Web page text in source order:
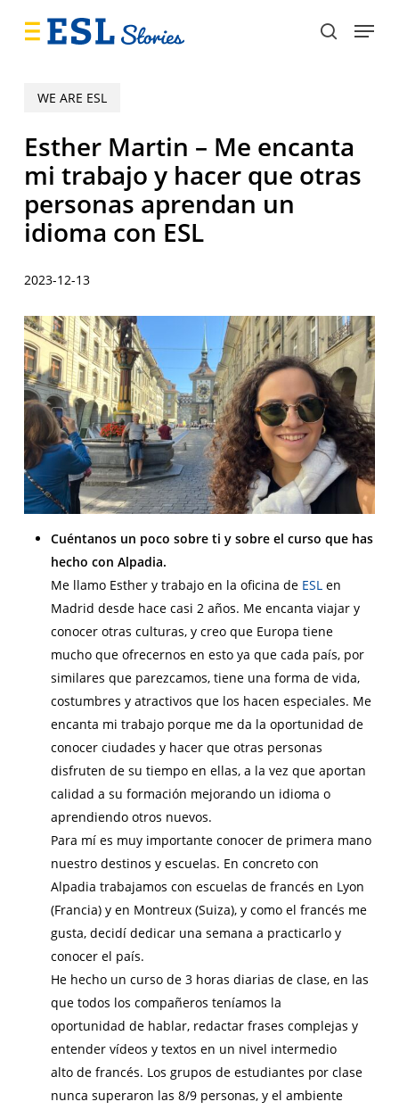
search
Menu
WE ARE ESL
Esther Martin – Me encanta
mi trabajo y hacer que otras
personas aprendan un
idioma con ESL
2023-12-13
Cuéntanos un poco sobre ti y sobre el curso que has
hecho con Alpadia.
Me llamo Esther y trabajo en la oficina de ESL en
Madrid desde hace casi 2 años. Me encanta viajar y
conocer otras culturas, y creo que Europa tiene
mucho que ofrecernos en esto ya que cada país, por
similares que parezcamos, tiene una forma de vida,
costumbres y atractivos que los hacen especiales. Me
encanta mi trabajo porque me da la oportunidad de
conocer ciudades y hacer que otras personas
disfruten de su tiempo en ellas, a la vez que aportan
calidad a su formación mejorando un idioma o
aprendiendo otros nuevos.
Para mí es muy importante conocer de primera mano
nuestro destinos y escuelas. En concreto con
Alpadia trabajamos con escuelas de francés en Lyon
(Francia) y en Montreux (Suiza), y como el francés me
gusta, decidí dedicar una semana a practicarlo y
conocer el país.
He hecho un curso de 3 horas diarias de clase, en las
que todos los compañeros teníamos la
oportunidad de hablar, redactar frases complejas y
entender vídeos y textos en un nivel intermedio
alto de francés. Los grupos de estudiantes por clase
nunca superaron las 8/9 personas, y el ambiente